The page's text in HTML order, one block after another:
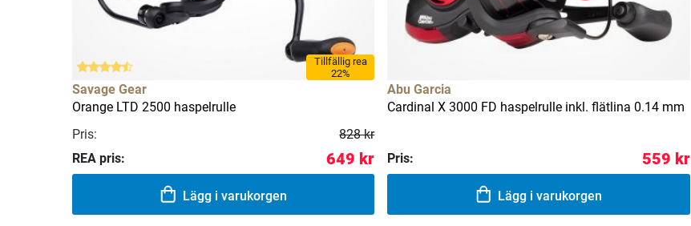
Tillfällig rea
22%
Savage Gear
Orange LTD 2500 haspelrulle
Pris:
828 kr
REA pris:
649 kr
Lägg i varukorgen
Abu Garcia
Cardinal X 3000 FD haspelrulle inkl. flätlina 0.14 mm
Pris: 559 kr
Lägg i varukorgen